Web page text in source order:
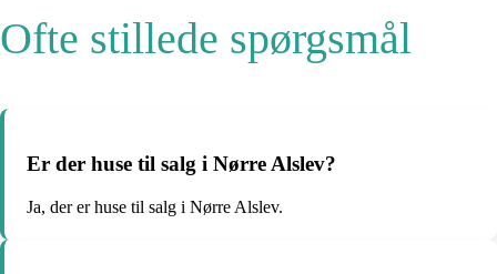
Ofte stillede spørgsmål
Er der huse til salg i Nørre Alslev?
Ja, der er huse til salg i Nørre Alslev.